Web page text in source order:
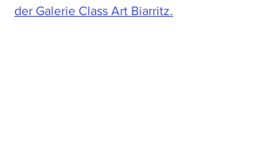
der Galerie Class Art Biarritz.